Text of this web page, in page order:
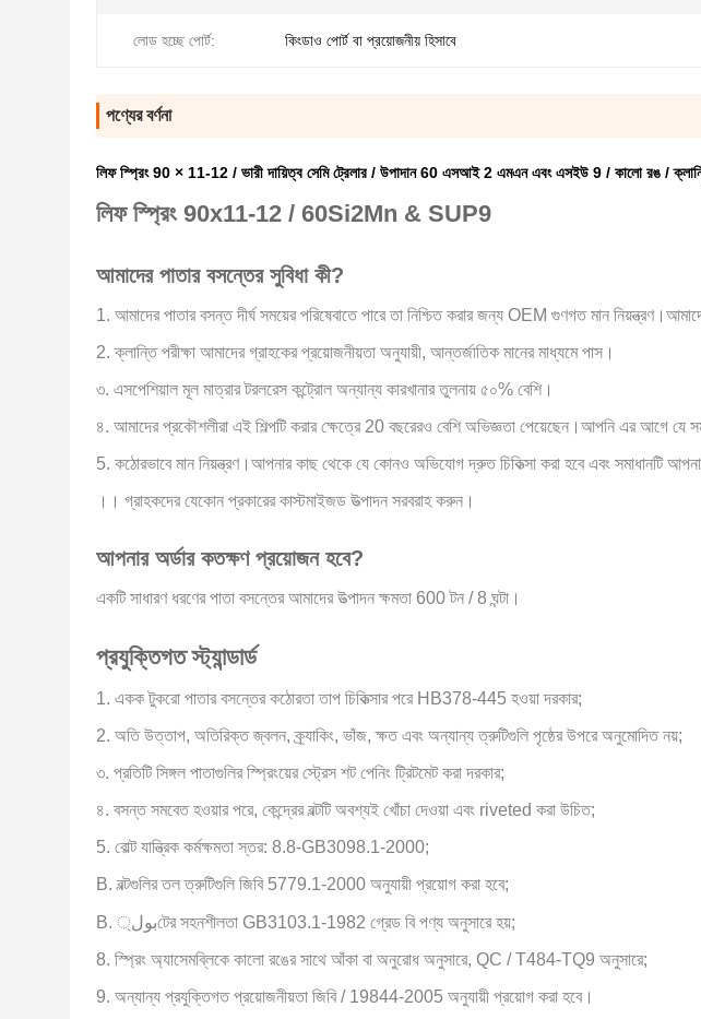
লোড হচ্ছে পোর্ট: কিংডাও পোর্ট বা প্রয়োজনীয় হিসাবে
পণ্যের বর্ণনা
লিফ স্প্রিং 90 × 11-12 / ভারী দায়িত্ব সেমি ট্রেলার / উপাদান 60 এসআই 2 এমএন এবং এসইউ 9 / কালো রঙ /
লিফ স্প্রিং 90x11-12 / 60Si2Mn & SUP9
আমাদের পাতার বসন্তের সুবিধা কী?
1. আমাদের পাতার বসন্ত দীর্ঘ সময়ের পরিষেবাতে পারে তা নিশ্চিত করার জন্য OEM গুণগত মান
2. ক্লান্তি পরীক্ষা আমাদের গ্রাহকের প্রয়োজনীয়তা অনুযায়ী, আন্তর্জাতিক মানের মাধ্যমে পাস।
৩. এসপেশিয়াল মূল মাত্রার টরলরেস কন্ট্রোল অন্যান্য কারখানার তুলনায় ৫০% বেশি।
৪. আমাদের প্রকৌশলীরা এই শিল্পটি করার ক্ষেত্রে 20 বছরেরও বেশি অভিজ্ঞতা পেয়েছেন।আপনি এর আগে যে
5. কঠোরভাবে মান নিয়ন্ত্রণ।আপনার কাছ থেকে যে কোনও অভিযোগ দ্রুত চিকিত্সা করা হবে এবং সমাধানটি
।। গ্রাহকদের যেকোন প্রকারের কাস্টমাইজড উত্পাদন সরবরাহ করুন।
আপনার অর্ডার কতক্ষণ প্রয়োজন হবে?
একটি সাধারণ ধরণের পাতা বসন্তের আমাদের উত্পাদন ক্ষমতা 600 টন / 8 ঘন্টা।
প্রযুক্তিগতস্ট্যান্ডার্ড
1. একক টুকরো পাতার বসন্তের কঠোরতা তাপ চিকিত্সার পরে HB378-445 হওয়া দরকার;
2. অতি উত্তাপ, অতিরিক্ত জ্বলন, ক্র্যাকিং, ভাঁজ, ক্ষত এবং অন্যান্য ত্রুটিগুলি পৃষ্ঠের উপরে অনুমোদিত নয়;
৩. প্রতিটি সিঙ্গল পাতাগুলির স্প্রিংয়ের স্ট্রেস শট পেনিং ট্রিটমেট করা দরকার;
৪. বসন্ত সমবেত হওয়ার পরে, কেন্দ্রের বল্টটি অবশ্যই খোঁচা দেওয়া এবং riveted করা উচিত;
5. বোল্ট যান্ত্রিক কর্মক্ষমতা স্তর: 8.8-GB3098.1-2000;
B. বল্টগুলির তল ত্রুটিগুলি জিবি 5779.1-2000 অনুযায়ী প্রয়োগ করা হবে;
B. بول্টের সহনশীলতা GB3103.1-1982 গ্রেড বি পণ্য অনুসারে হয়;
8. স্প্রিং অ্যাসেমব্লিকে কালো রঙের সাথে আঁকা বা অনুরোধ অনুসারে, QC / T484-TQ9 অনুসারে;
9. অন্যান্য প্রযুক্তিগত প্রয়োজনীয়তা জিবি / 19844-2005 অনুযায়ী প্রয়োগ করা হবে।